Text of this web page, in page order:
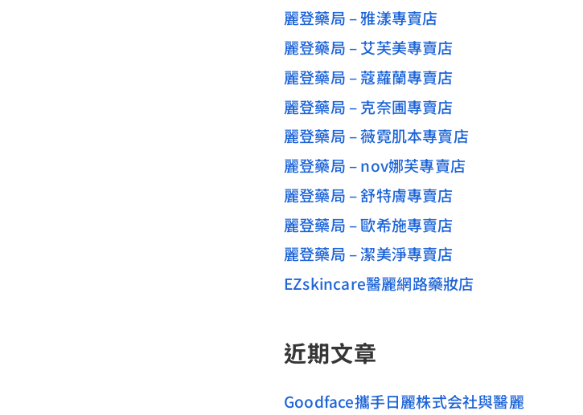
麗登藥局 – 雅漾專賣店
麗登藥局 – 艾芙美專賣店
麗登藥局 – 蔻蘿蘭專賣店
麗登藥局 – 克奈圃專賣店
麗登藥局 – 薇霓肌本專賣店
麗登藥局 – nov娜芙專賣店
麗登藥局 – 舒特膚專賣店
麗登藥局 – 歐希施專賣店
麗登藥局 – 潔美淨專賣店
EZskincare醫麗網路藥妝店
近期文章
Goodface攜手日麗株式会社與醫麗